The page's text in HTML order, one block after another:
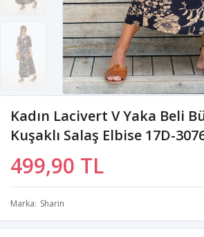
Kadın Lacivert V Yaka Beli
Kuşaklı Salaş Elbise 17D-
499,90 TL
Marka Sharin